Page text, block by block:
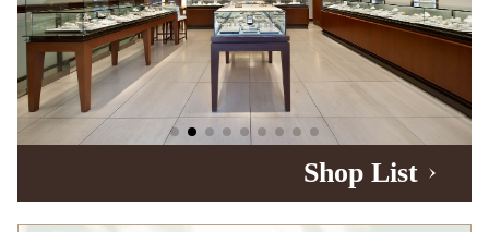
Shop List